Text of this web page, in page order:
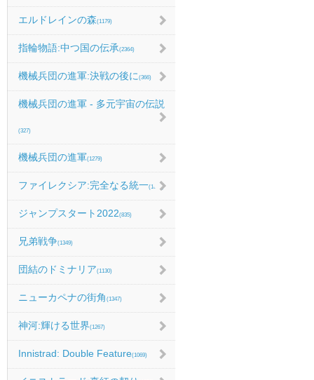
エルドレインの森(1179)
指輪物語:中つ国の伝承(2364)
機械兵団の進軍:決戦の後に (366)
機械兵団の進軍 - 多元宇宙の伝説
(327)
機械兵団の進軍(1279)
ファイレクシア:完全なる統一(1067)
ジャンプスタート2022(835)
兄弟戦争(1349)
団結のドミナリア(1130)
ニューカペナの街角 (1347)
神河:輝ける世界(1267)
Innistrad: Double Feature(1069)